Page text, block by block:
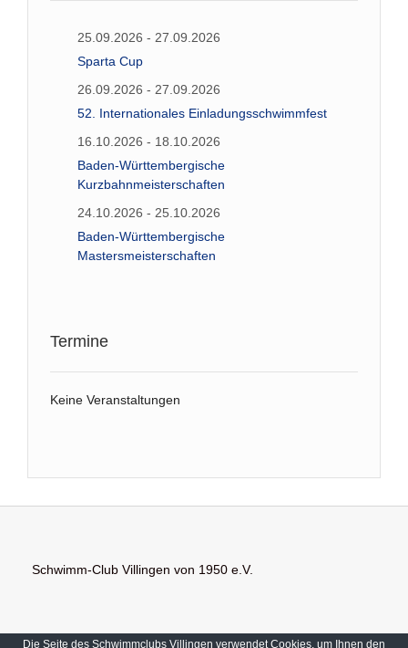
25.09.2026 - 27.09.2026
Sparta Cup
26.09.2026 - 27.09.2026
52. Internationales Einladungsschwimmfest
16.10.2026 - 18.10.2026
Baden-Württembergische
Kurzbahnmeisterschaften
24.10.2026 - 25.10.2026
Baden-Württembergische
Mastersmeisterschaften
Termine
Keine Veranstaltungen
Schwimm-Club Villingen von 1950 e.V.
Die Seite des Schwimmclubs Villingen verwendet Cookies, um Ihnen den